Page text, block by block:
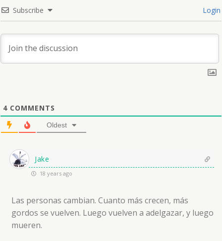
Subscribe Login
4 COMMENTS
Oldest
Jake
18 years ago
Las personas cambian. Cuanto más crecen, más
gordos se vuelven. Luego vuelven a adelgazar, y luego
mueren.